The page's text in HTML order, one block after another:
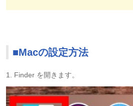
■Macの設定方法
1. Finder を開きます。